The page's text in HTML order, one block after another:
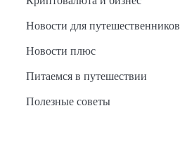
Новости для путешественников
Новости плюс
Питаемся в путешествии
Полезные советы